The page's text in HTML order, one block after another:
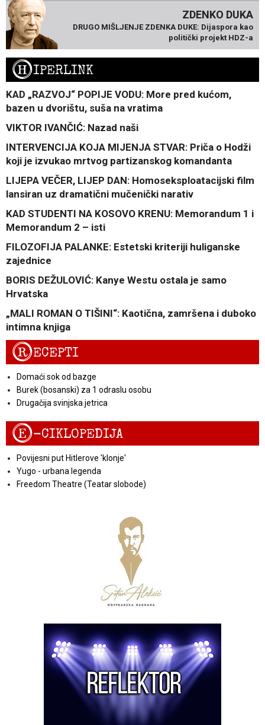
ZDENKO DUKA
DRUGO MIŠLJENJE ZDENKA DUKE: Dijaspora kao
politički projekt HDZ-a
HIPERLINK
KAD „RAZVOJ“ POPIJE VODU: More pred kućom,
bazen u dvorištu, suša na vratima
VIKTOR IVANČIĆ: Nazad naši
INTERVENCIJA KOJA MIJENJA STVAR: Priča o Hodži
koji je izvukao mrtvog partizanskog komandanta
LIJEPA VEČER, LIJEP DAN: Homoseksploatacijski film
lansiran uz dramatični mučenički narativ
KAD STUDENTI NA KOSOVO KRENU: Memorandum 1 i
Memorandum 2 – isti
FILOZOFIJA PALANKE: Estetski kriteriji huliganske
zajednice
BORIS DEŽULOVIĆ: Kanye Westu ostala je samo
Hrvatska
„MALI ROMAN O TIŠINI“: Kaotična, zamršena i duboko
intimna knjiga
RECEPTI
Domaći sok od bazge
Burek (bosanski) za 1 odraslu osobu
Drugačija svinjska jetrica
E-CIKLOPEDIJA
Povijesni put Hitlerove 'klonje'
Yugo - urbana legenda
Freedom Theatre (Teatar slobode)